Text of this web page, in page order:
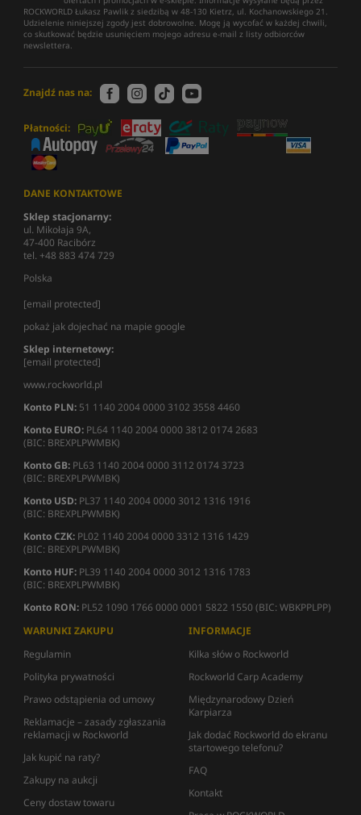
ROCKWORLD Łukasz Pawlik z siedzibą w 48-130 Kietrz, ul. Kochanowskiego 21.
Udzielenie niniejszej zgody jest dobrowolne. Mogę ją wycofać w każdej chwili,
co skutkować będzie usunięciem mojego adresu e-mail z listy odbiorców
newslettera.
Znajdź nas na:
Płatności:
DANE KONTAKTOWE
Sklep stacjonarny:
ul. Mikołaja 9A,
47-400 Racibórz
tel. +48 883 474 729
Polska
[email protected]
pokaż jak dojechać na mapie google
Sklep internetowy:
[email protected]
www.rockworld.pl
Konto PLN: 51 1140 2004 0000 3102 3558 4460
Konto EURO: PL64 1140 2004 0000 3812 0174 2683
(BIC: BREXPLPWMBK)
Konto GB: PL63 1140 2004 0000 3112 0174 3723
(BIC: BREXPLPWMBK)
Konto USD: PL37 1140 2004 0000 3012 1316 1916
(BIC: BREXPLPWMBK)
Konto CZK: PL02 1140 2004 0000 3312 1316 1429
(BIC: BREXPLPWMBK)
Konto HUF: PL39 1140 2004 0000 3012 1316 1783
(BIC: BREXPLPWMBK)
Konto RON: PL52 1090 1766 0000 0001 5822 1550 (BIC: WBKPPLPP)
WARUNKI ZAKUPU
Regulamin
Polityka prywatności
Prawo odstąpienia od umowy
Reklamacje – zasady zgłaszania
reklamacji w Rockworld
Jak kupić na raty?
Zakupy na aukcji
Ceny dostaw towaru
INFORMACJE
Kilka słów o Rockworld
Rockworld Carp Academy
Międzynarodowy Dzień
Karpiarza
Jak dodać Rockworld do ekranu
startowego telefonu?
FAQ
Kontakt